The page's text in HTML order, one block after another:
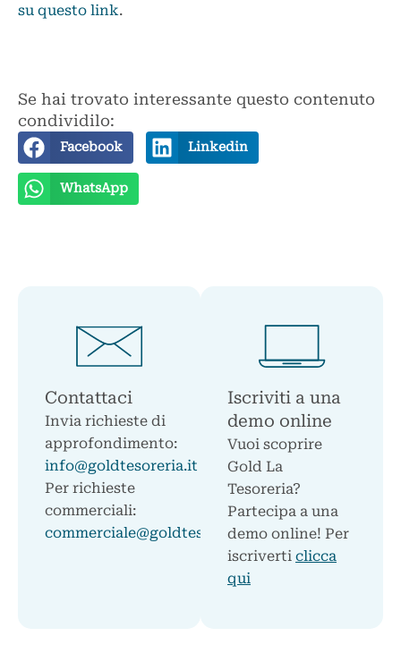
su questo link.
Se hai trovato interessante questo contenuto
condividilo:
Facebook Linkedin
WhatsApp
Contattaci
Invia richieste di
approfondimento:
info@goldtesoreria.it
Per richieste
commerciali:
commerciale@goldtesoreria.it
Iscriviti a una
demo online
Vuoi scoprire
Gold La
Tesoreria?
Partecipa a una
demo online! Per
iscriverti clicca
qui